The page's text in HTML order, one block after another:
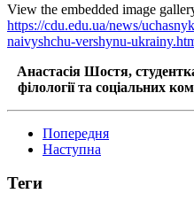
View the embedded image
https://cdu.edu.ua/news/
naivyshchu-vershynu-
Анастасія Шостя,
філології та соціальних
Попередня
Наступна
Теги